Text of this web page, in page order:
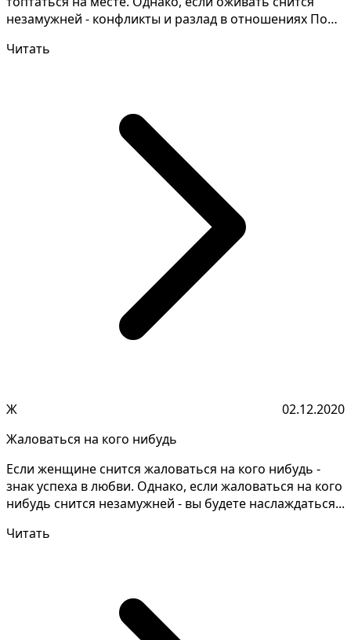
незамужней - конфликты и разлад в отношениях По
Читать
Ж
02.12.2020
Жаловаться на кого нибудь
Если женщине снится жаловаться на кого нибудь -
знак успеха в любви. Однако, если жаловаться на кого
нибудь снится незамужней - вы будете наслаждаться...
Читать